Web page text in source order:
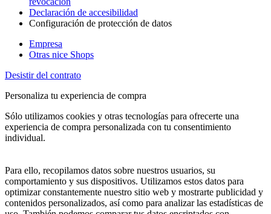
Declaración de accesibilidad
Configuración de protección de datos
Empresa
Otras nice Shops
Desistir del contrato
Personaliza tu experiencia de compra
Sólo utilizamos cookies y otras tecnologías para ofrecerte una
experiencia de compra personalizada con tu consentimiento
individual.
Para ello, recopilamos datos sobre nuestros usuarios, su
comportamiento y sus dispositivos. Utilizamos estos datos para
optimizar constantemente nuestro sitio web y mostrarte publicidad y
contenidos personalizados, así como para analizar las estadísticas de